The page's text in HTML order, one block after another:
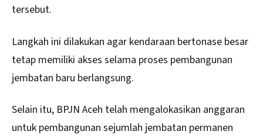
tersebut.
Langkah ini dilakukan agar kendaraan bertonase besar
tetap memiliki akses selama proses pembangunan
jembatan baru berlangsung.
Selain itu, BPJN Aceh telah mengalokasikan anggaran
untuk pembangunan sejumlah jembatan permanen